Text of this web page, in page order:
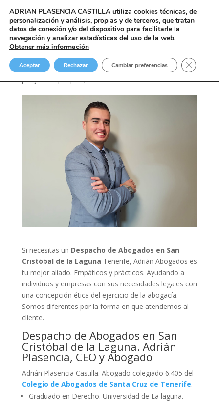
Adrián Plasencia Castilla
porjenifer|Sep 26, 2017
Si necesitas un Despacho de Abogados en San
Cristóbal de la Laguna Tenerife, Adrián Abogados es
tu mejor aliado. Empáticos y prácticos. Ayudando a
individuos y empresas con sus necesidades legales con
una concepción ética del ejercicio de la abogacía.
Somos diferentes por la forma en que atendemos al
cliente.
Despacho de Abogados en San
Cristóbal de la Laguna. Adrián
Plasencia, CEO y Abogado
Adrián Plasencia Castilla. Abogado colegiado 6.405 del
Colegio de Abogados de Santa Cruz de Tenerife.
Graduado en Derecho. Universidad de La laguna.
ADRIAN PLASENCIA CASTILLA utiliza cookies técnicas, de
personalización y análisis, propias y de terceros, que tratan
datos de conexión y/o del dispositivo para facilitarle la
navegación y analizar estadísticas del uso de la web.
Obtener más información
Aceptar Rechazar Cambiar preferencias Cerrar el